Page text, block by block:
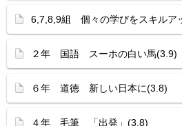
6,7,8,9組 個々の学びをスキルア
２年 国語 スーホの白い馬(3.9)
６年 道徳 新しい日本に(3.8)
４年 毛筆 「出発」(3.8)